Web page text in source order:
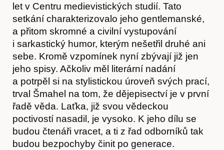
let v Centru medievistických studií. Tato
setkání charakterizovalo jeho gentlemanské,
a přitom skromné a civilní vystupování
i sarkastický humor, kterým nešetřil druhé ani
sebe. Kromě vzpomínek nyní zbývají již jen
jeho spisy. Ačkoliv měl literární nadání
a potrpěl si na stylistickou úroveň svých prací,
trval Šmahel na tom, že dějepisectví je v první
řadě věda. Laťka, již svou vědeckou
poctivostí nasadil, je vysoko. K jeho dílu se
budou čtenáři vracet, a ti z řad odborníků tak
budou bezpochyby činit po generace.